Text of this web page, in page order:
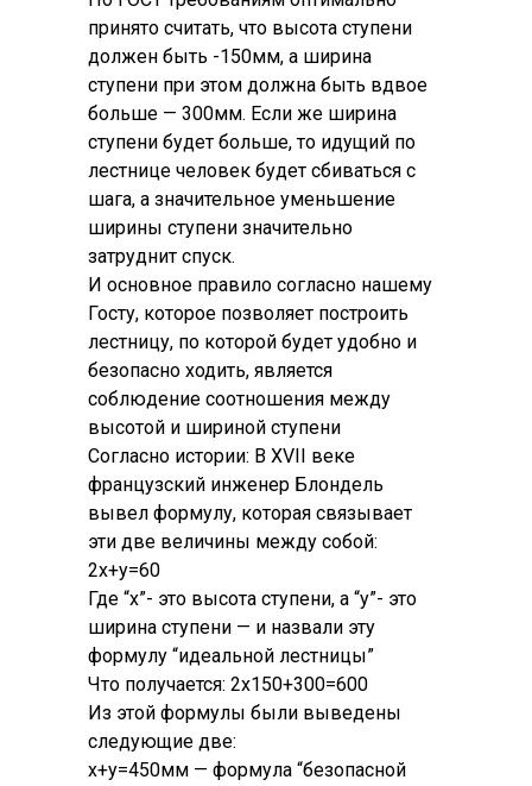
принято считать, что высота ступени
должен быть -150мм, а ширина
ступени при этом должна быть вдвое
больше — 300мм. Если же ширина
ступени будет больше, то идущий по
лестнице человек будет сбиваться с
шага, а значительное уменьшение
ширины ступени значительно
затруднит спуск.
И основное правило согласно нашему
Госту, которое позволяет построить
лестницу, по которой будет удобно и
безопасно ходить, является
соблюдение соотношения между
высотой и шириной ступени
Согласно истории: В XVII веке
французский инженер Блондель
вывел формулу, которая связывает
эти две величины между собой:
2х+у=60
Где “х”- это высота ступени, а “у”- это
ширина ступени — и назвали эту
формулу “идеальной лестницы”
Что получается: 2х150+300=600
Из этой формулы были выведены
следующие две:
х+у=450мм — формула “безопасной